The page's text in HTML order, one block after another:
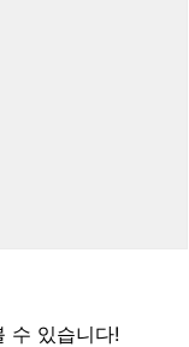
수 있습니다!